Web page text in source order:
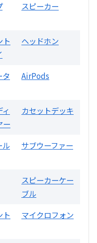
買取価格
アンプ
ください
スピーカー
ト
ヘッドホン
タ
AirPods
ー
カセットデッキ
ル
サブウーファー
スピーカーケー
ブル
ト
マイクロフォン